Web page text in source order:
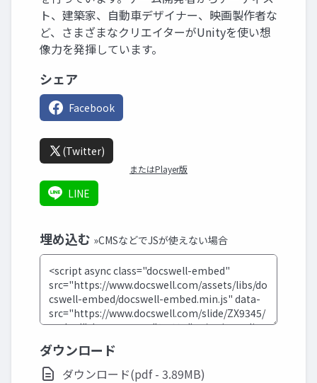
ト、建築家、自動車デザイナー、映画製作者な
ど、さまざまなクリエイターがUnityを使い想
像力を発揮しています。
シェア
Facebook
(Twitter)
またはPlayer版
LINE
埋め込む »CMSなどでJSが使えない場合
ダウンロード
ダウンロード(pdf - 3.89MB)